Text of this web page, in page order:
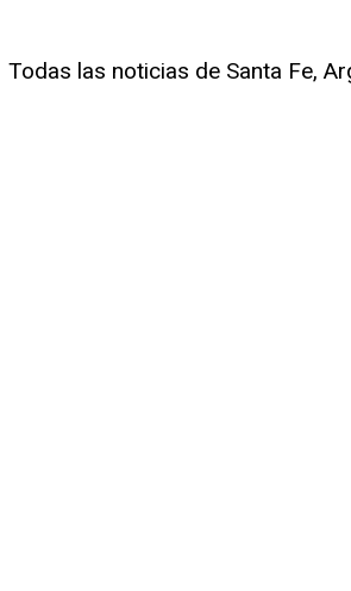
Todas las noticias de Santa Fe,